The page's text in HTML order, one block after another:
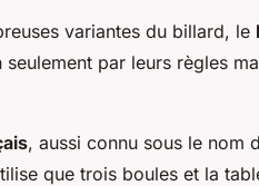
variantes du billard, le
seulement par leurs règles
, aussi connu sous le nom
que trois boules et la